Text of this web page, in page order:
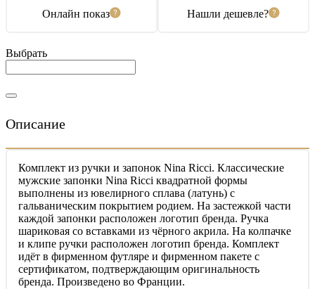
Онлайн показ Нашли дешевле?
Выбрать
Описание
Комплект из ручки и запонок Nina Ricci. Классические
мужские запонки Nina Ricci квадратной формы
выполнены из ювелирного сплава (латунь) с
гальваническим покрытием родием. На застежкой части
каждой запонки расположен логотип бренда. Ручка
шариковая со вставками из чёрного акрила. На колпачке
и клипе ручки расположен логотип бренда. Комплект
идёт в фирменном футляре и фирменном пакете с
сертификатом, подтверждающим оригинальность
бренда. Произведено во Франции.